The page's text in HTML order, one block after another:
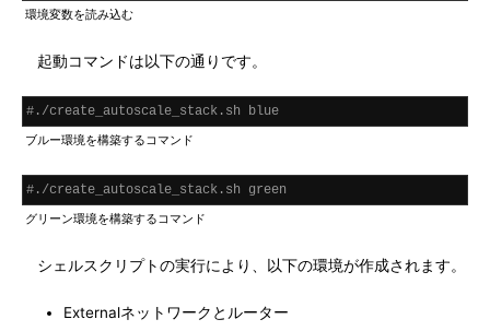
環境変数を読み込む
起動コマンドは以下の通りです。
#./create_autoscale_stack.sh blue
ブルー環境を構築するコマンド
#./create_autoscale_stack.sh green
グリーン環境を構築するコマンド
シェルスクリプトの実行により、以下の環境が作成されます。
Externalネットワークとルーター